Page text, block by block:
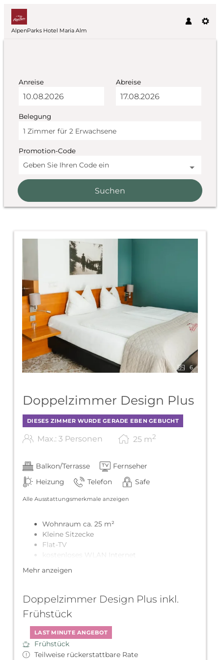
Anreise Abreise
Belegung
1 Zimmer für 2 Erwachsene
Promotion-Code
Geben Sie Ihren Code ein
Suchen
AlpenParks Hotel Maria Alm
AlpenParks Hotel Maria
6
Doppelzimmer Design Plus
DIESES ZIMMER WURDE GERADE EBEN GEBUCHT
Max.: 3 Personen 25 m2
Balkon/Terrasse
Fernseher
Heizung
Telefon Safe
Alle Ausstattungsmerkmale anzeigen
Wohnraum ca. 25 m²
Kleine Sitzecke
Flat-TV
kostenloses WLAN Internet
Dusche/WC
Mehr anzeigen
Doppelzimmer Design Plus inkl.
Frühstück
LAST MINUTE ANGEBOT
Frühstück
Teilweise rückerstattbare Rate